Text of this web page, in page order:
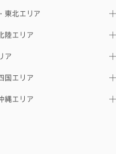
東北エリア
陸エリア
ア
国エリア
縄エリア